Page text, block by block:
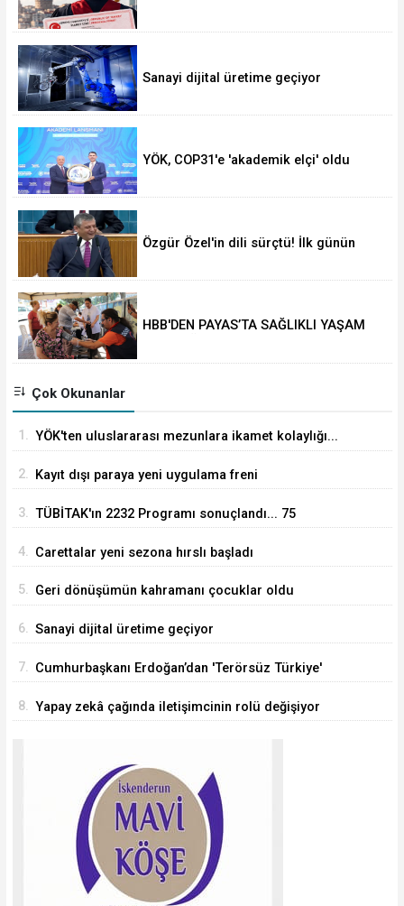
Sanayi dijital üretime geçiyor
YÖK, COP31'e 'akademik elçi' oldu
Özgür Özel'in dili sürçtü! İlk günün
HBB'DEN PAYAS’TA SAĞLIKLI YAŞAM
Çok Okunanlar
1. YÖK'ten uluslararası mezunlara ikamet kolaylığı...
2. Kayıt dışı paraya yeni uygulama freni
3. TÜBİTAK'ın 2232 Programı sonuçlandı... 75
4. Carettalar yeni sezona hırslı başladı
5. Geri dönüşümün kahramanı çocuklar oldu
6. Sanayi dijital üretime geçiyor
7. Cumhurbaşkanı Erdoğan’dan 'Terörsüz Türkiye'
8. Yapay zekâ çağında iletişimcinin rolü değişiyor